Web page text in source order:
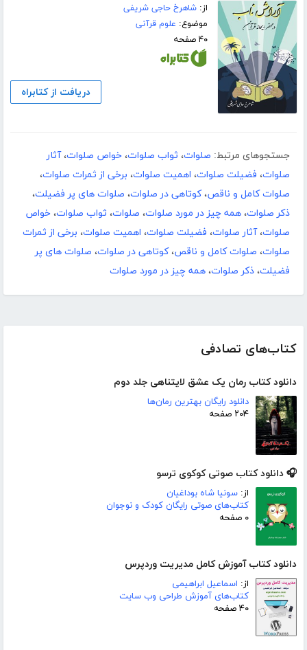
کتاب‌های تصادفی
دانلود کتاب رمان یک عشق لایتناهی جلد دوم
دانلود رایگان بهترین رمان‌ها
۲۰۴ صفحه
🎧 دانلود کتاب صوتی کوکوی ترسو
از: سونیا شاه بوداغیان
کتاب‌های صوتی رایگان کودک و نوجوان
۰ صفحه
دانلود کتاب آموزش کامل مدیریت وردپرس
از: اسماعیل ابراهیمی
کتاب‌های آموزش طراحی وب سایت
۴۰ صفحه
از:شاهرخ حاجی شریفی
موضوع: علوم قرآنی
۴۰ صفحه
دریافت از کتابراه
جستجوهای مرتبط: صلوات، ثواب صلوات، خواص صلوات،آثار
صلوات، فضیلت صلوات، اهمیت صلوات، برخی از ثمرات صلوات،
صلوات کامل و ناقص،کوتاهی در صلوات، صلوات های پر فضیلت،
ذکر صلوات، همه چیز در مورد صلوات، صلوات، ثواب صلوات، خواص
صلوات،آثار صلوات، فضیلت صلوات، اهمیت صلوات، برخی از ثمرات
صلوات، صلوات کامل و ناقص،کوتاهی در صلوات، صلوات های پر
فضیلت، ذکر صلوات، همه چیز در مورد صلوات